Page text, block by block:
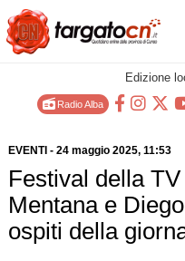
Edizione
Radio Alba
EVENTI - 24 maggio 2025, 11:53
Festival della
Mentana e
ospiti della